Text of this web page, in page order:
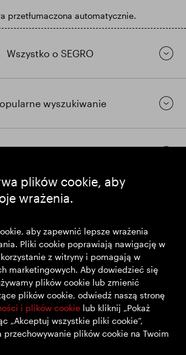
plików cookie, aby
wrażenia.
aby zapewnić lepsze wrażenia
Pliki cookie poprawiają nawigację w
z witryny i pomagają w
marketingowych. Aby dowiedzieć się
plików cookie lub zmienić
plików cookie, odwiedź naszą stronę
i plików cookie lub kliknij „Pokaż
„Akceptuj wszystkie pliki cookie”,
przechowywanie plików cookie na Twoim
przetłumaczona automatycznie.
Wszystko o SEGRO
wyszukiwanie
https://www.linkedin.com/
https://www.youtube.com/
Place, Londyn W1S 2HR
Brytanii pod nr 167591
i Walia